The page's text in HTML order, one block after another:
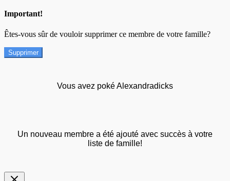
Important!
Êtes-vous sûr de vouloir supprimer ce membre de votre famille?
Supprimer
Vous avez poké Alexandradicks
Un nouveau membre a été ajouté avec succès à votre
liste de famille!